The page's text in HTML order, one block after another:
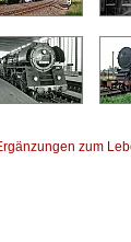
zum